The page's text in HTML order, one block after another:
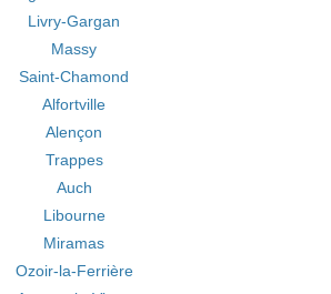
Livry-Gargan
Massy
Saint-Chamond
Alfortville
Alençon
Trappes
Auch
Libourne
Miramas
Ozoir-la-Ferrière